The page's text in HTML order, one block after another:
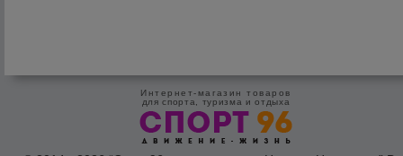
Интернет-магазин товаров
для спорта, туризма и отдыха